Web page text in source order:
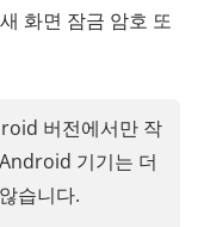
화면 잠금 암호 또
버전에서만 작
기기는 더
습니다.